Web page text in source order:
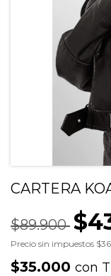
CARTERA
$89.900
Precio sin impuestos
$35.000 con